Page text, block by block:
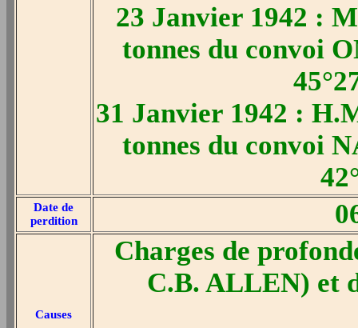
23 Janvier 1942 :
tonnes du convoi
31 Janvier 1942 :
tonnes du convoi
Date de
perdition
Causes
Charges de
C.B. ALLEN) et